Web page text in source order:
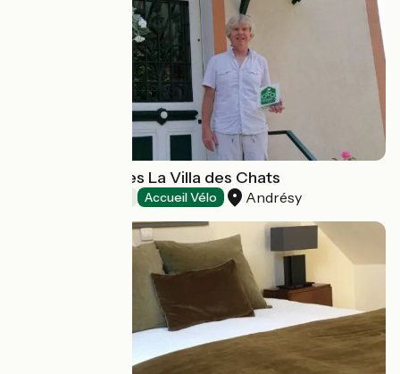
Chambre d'hôtes La Villa des Chats
Accueil Vélo Andrésy